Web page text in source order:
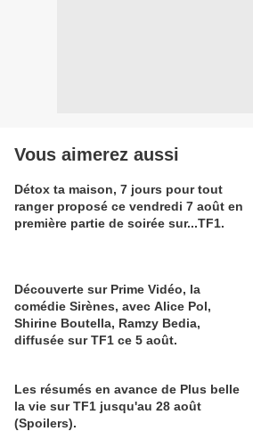
Vous aimerez aussi
Détox ta maison, 7 jours pour tout
ranger proposé ce vendredi 7 août en
première partie de soirée sur...TF1.
Découverte sur Prime Vidéo, la
comédie Sirènes, avec Alice Pol,
Shirine Boutella, Ramzy Bedia,
diffusée sur TF1 ce 5 août.
Les résumés en avance de Plus belle
la vie sur TF1 jusqu'au 28 août
(Spoilers).